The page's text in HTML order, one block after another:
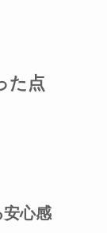
た点
安心感